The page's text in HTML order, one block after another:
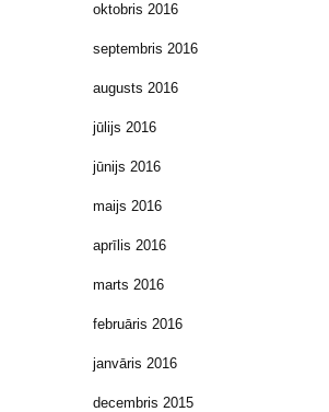
oktobris 2016
septembris 2016
augusts 2016
jūlijs 2016
jūnijs 2016
maijs 2016
aprīlis 2016
marts 2016
februāris 2016
janvāris 2016
decembris 2015